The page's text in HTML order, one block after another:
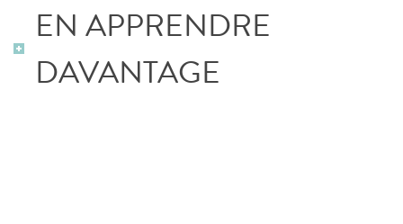
EN APPRENDRE
DAVANTAGE